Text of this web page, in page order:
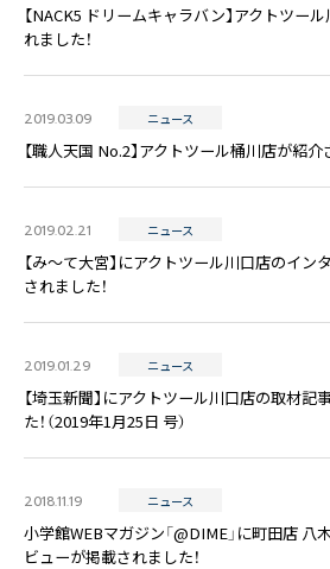
【NACK5 ドリームキャラバン】アクトツー
れました！
2019.03.09 ニュース
【職人天国 No.2】アクトツール桶川店が紹介
2019.02.21 ニュース
【み～て大宮】にアクトツール川口店のイン
されました！
2019.01.29 ニュース
【埼玉新聞】にアクトツール川口店の取材記
た！（2019年1月25日 号）
2018.11.19 ニュース
小学館WEBマガジン「@DIME」に町田店 八
ビューが掲載されました！